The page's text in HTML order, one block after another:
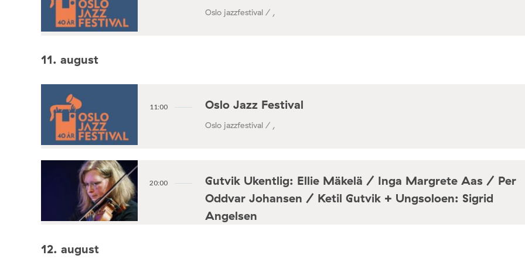
Oslo jazzfestival / ,
11. august
11:00 Oslo Jazz Festival
Oslo jazzfestival / ,
20:00
Gutvik Ukentlig: Ellie Mäkelä / Inga Margrete Aas / Per
Oddvar Johansen / Ketil Gutvik + Ungsoloen: Sigrid
Angelsen
12. august